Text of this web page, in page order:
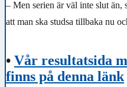
– Men serien är väl inte slut än,
att man ska studsa tillbaka nu
• Vår resultatsida
finns på denna länk